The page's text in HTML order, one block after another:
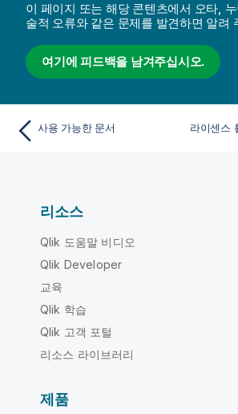
이 페이지 또는 해당 콘텐츠에서 오타,
술적 오류와 같은 문제를 발견하면 알려
여기에 피드백을 남겨주십시오.
사용 가능한 문서 라이센스
리소스
Qlik 도움말 비디오
Qlik Developer
교육
Qlik 학습
Qlik 고객 포털
리소스 라이브러리
제품